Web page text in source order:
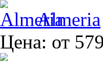
Almeria
Цена: от